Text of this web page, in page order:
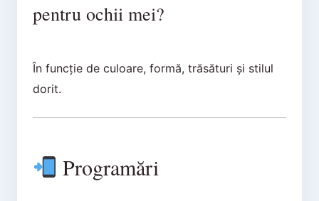
pentru ochii mei?
În funcție de culoare, formă, trăsături și stilul
dorit.
Programări